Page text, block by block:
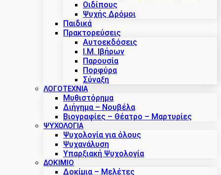
Οιδίπους
Ψυχής Δρόμοι
Παιδικά
Πρακτoρεύσεις
Αυτοεκδόσεις
Ι.Μ. Ιβήρων
Παρουσία
Πορφύρα
Σύναξη
ΛΟΓΟΤΕΧΝΙΑ
Μυθιστόρημα
Διήγημα – Νουβέλα
Βιογραφίες – Θέατρο – Μαρτυρίες
ΨΥΧΟΛΟΓΙΑ
Ψυχολογία για όλους
Ψυχανάλυση
Υπαρξιακή Ψυχολογία
ΔΟΚΊΜΙΟ
Δοκίμια – Μελέτες